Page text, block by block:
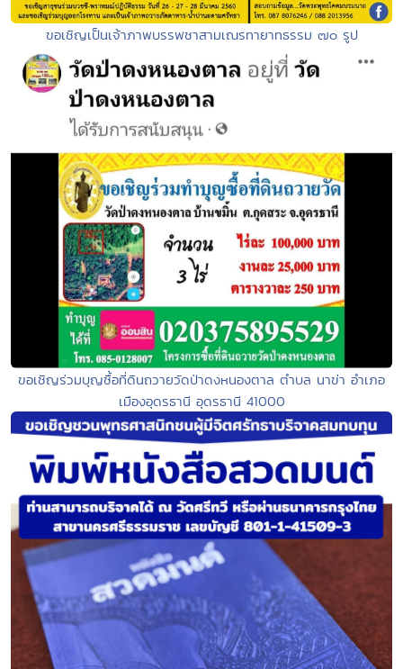
ขอเชิญเป็นเจ้าภาพบรรพชาสามเณรทายาทธรรม ๗๐ รูป
ขอเชิญร่วมบุญซื้อที่ดินถวายวัดป่าดงหนองตาล ตำบล นาข่า อำเภอ
เมืองอุดรธานี อุดรธานี 41000